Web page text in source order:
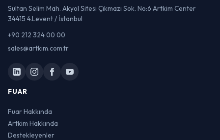
Sultan Selim Mah. Akyol Sitesi Çıkmazı Sok. No:6 Artkim Center
34415 4.Levent / İstanbul
+90 212 324 00 00
sales@artkim.com.tr
FUAR
Fuar Hakkında
Artkim Hakkında
Destekleyenler